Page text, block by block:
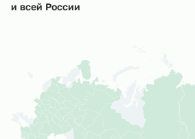
и всей России